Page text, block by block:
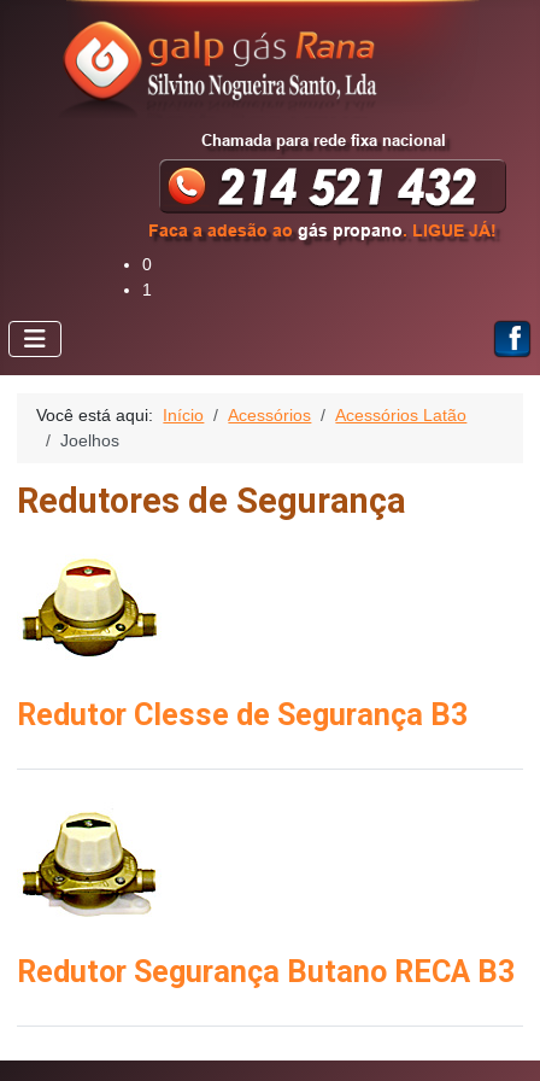
0
1
Você está aqui: Início Acessórios
Acessórios Latão
Joelhos
Redutores de Segurança
Redutor Clesse de Segurança B3
Redutor Segurança Butano RECA B3